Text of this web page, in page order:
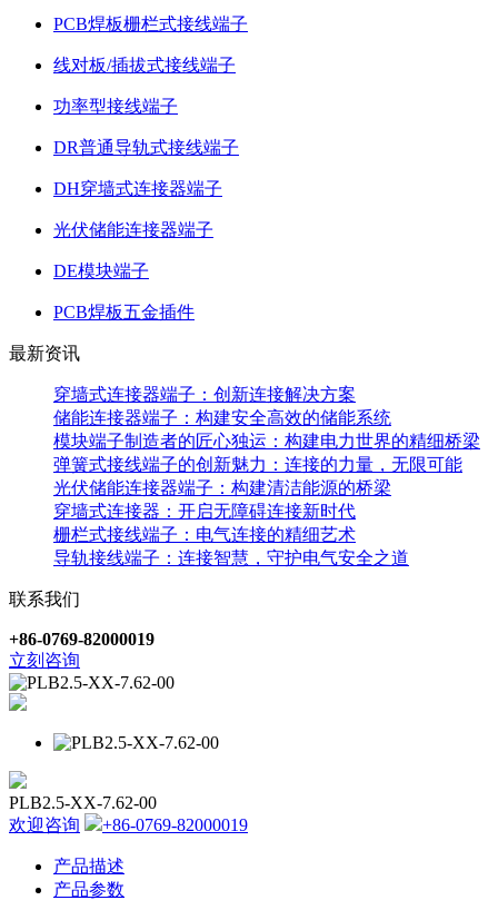
PCB焊板栅栏式接线端子
线对板/插拔式接线端子
功率型接线端子
DR普通导轨式接线端子
DH穿墙式连接器端子
光伏储能连接器端子
DE模块端子
PCB焊板五金插件
最新资讯
穿墙式连接器端子：创新连接解决方案
储能连接器端子：构建安全高效的储能系统
模块端子制造者的匠心独运：构建电力世界的精细桥梁
弹簧式接线端子的创新魅力：连接的力量，无限可能
光伏储能连接器端子：构建清洁能源的桥梁
穿墙式连接器：开启无障碍连接新时代
栅栏式接线端子：电气连接的精细艺术
导轨接线端子：连接智慧，守护电气安全之道
联系我们
+86-0769-82000019
立刻咨询
PLB2.5-XX-7.62-00
欢迎咨询
+86-0769-82000019
产品描述
产品参数